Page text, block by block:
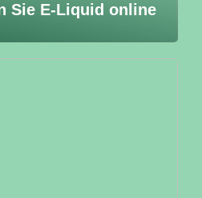
Sie E-Liquid online